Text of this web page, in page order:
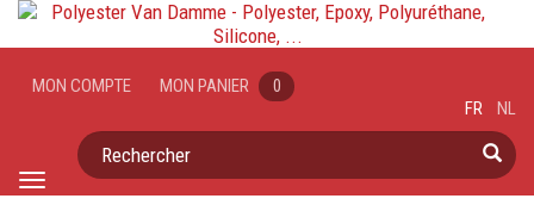
Toggle
MON COMPTE MON PANIER 0
Rechercher
FR NL